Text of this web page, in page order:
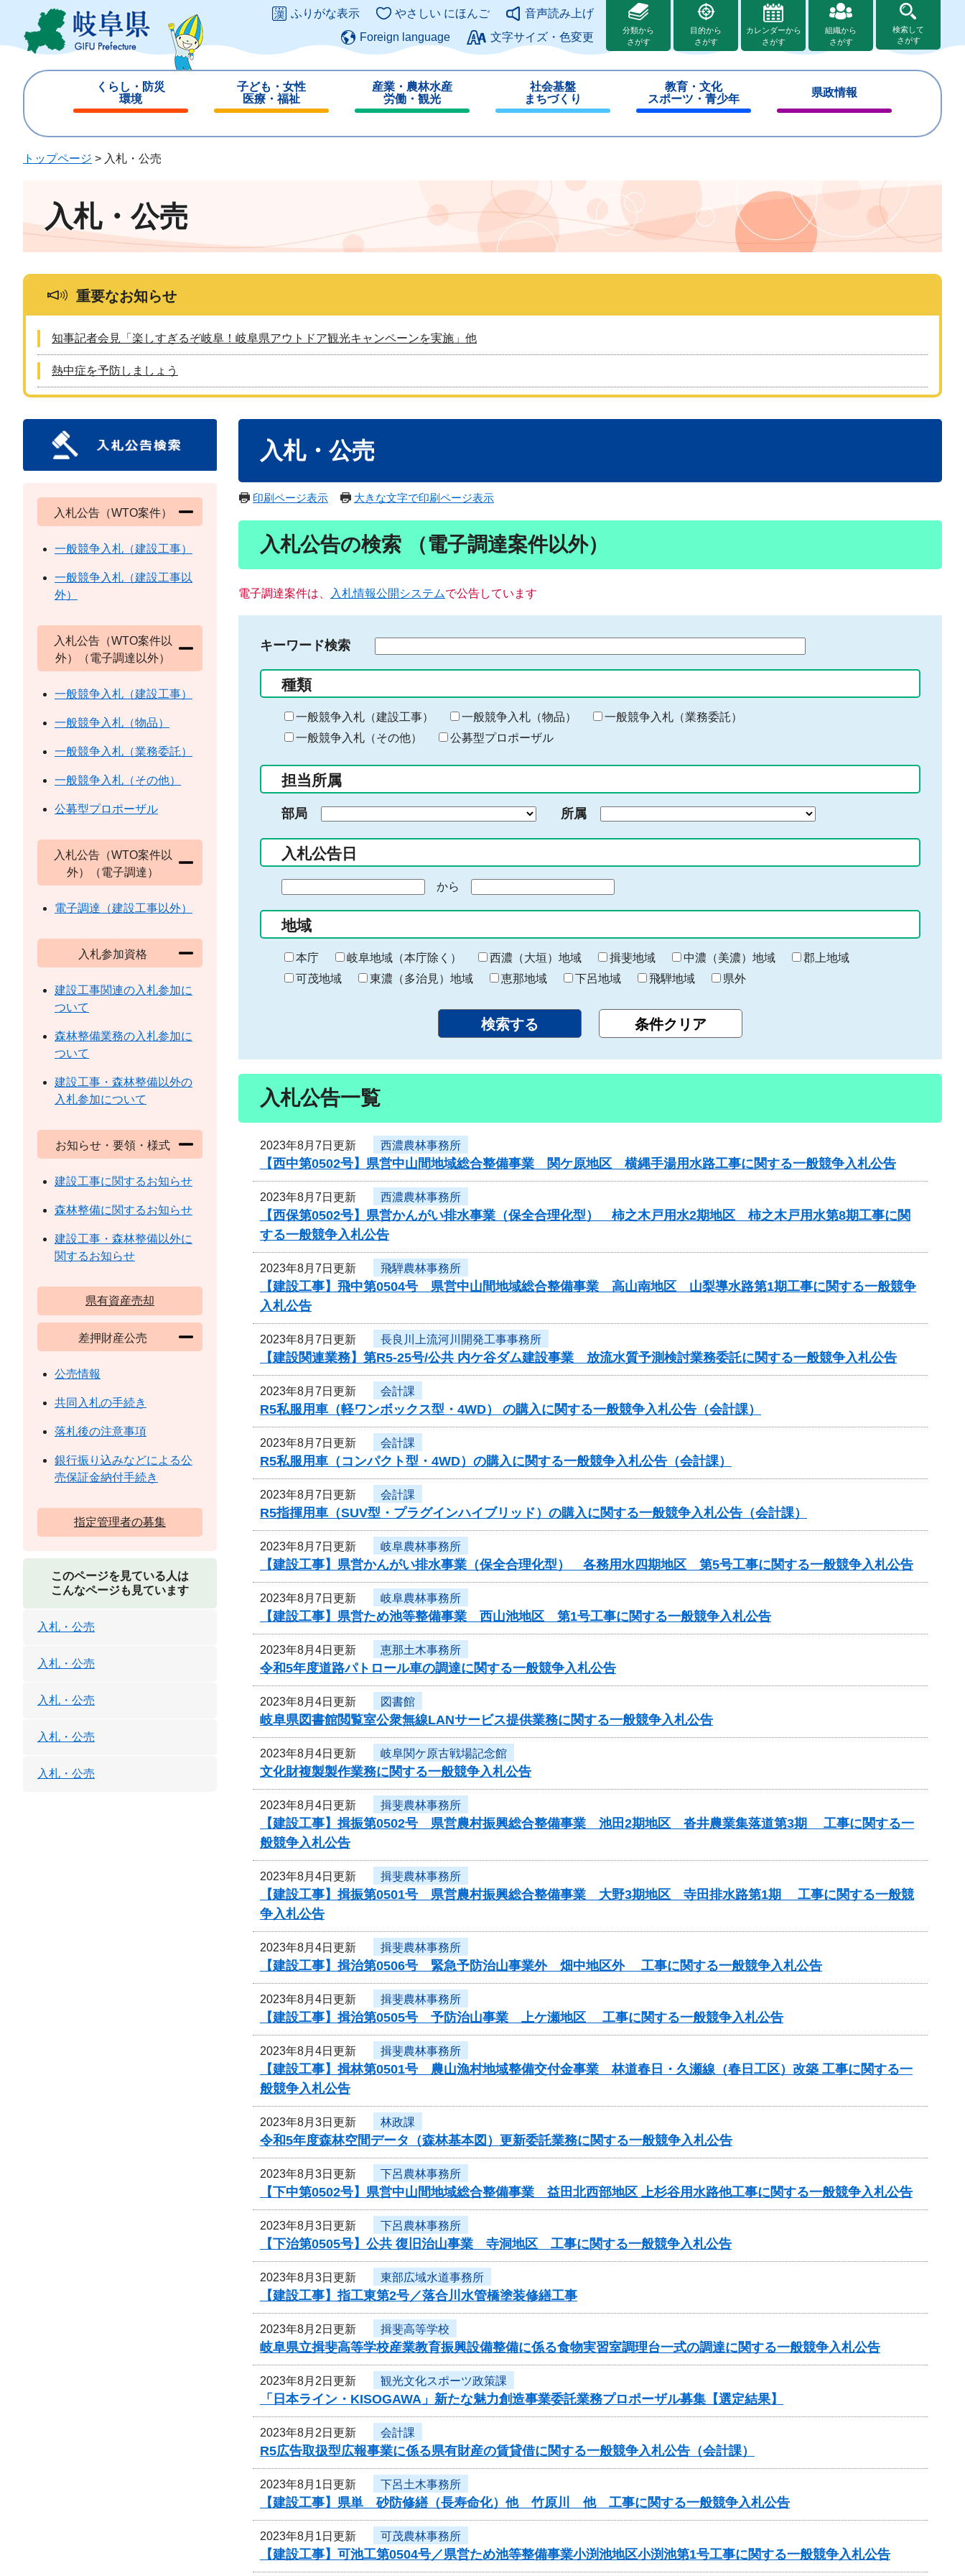
ジ
ュ
このページの本文へ
ふりがな表示 やさしい にほんご
音声読み上げ
Foreign language
文字サイズ・色変更
分類から
さがす
目的から
さがす
カレンダーから
さがす
組織から
さがす
検索して
さがす
くらし・防災
環境
じ
子ども・女性
医療・福祉
じ
産業・農林水産
労働・観光
じ
社会基盤
まちづくり
じ
教育・文化
スポーツ・青少年
じ
県政情報
じ
トップページ > 入札・公売
入札・公売
重要なお知らせ
知事記者会見「楽しすぎるぞ岐阜！岐阜県アウトドア観光キャンペーンを実施」他
熱中症を予防しましょう
入札・公売
印刷ページ表示 大きな文字で印刷ページ表示
入札公告の検索 （電子調達案件以外）
電子調達案件は、 入札情報公開システムで公告しています
キーワード検索
る
キ
ー
ー
入
力
種類
一般競争入札（建設工事） 一般競争入札（物品）
一般競争入札（業務委託）
一般競争入札（その他）
公募型プロポーザル
担当所属
部局 所属
入札公告日
の
始
ま
り
から
終
わ
り
地域
本庁 岐阜地域（本庁除く） 西濃（大垣）地域 揖斐地域 中濃（美濃）地域
郡上地域
可茂地域
東濃（多治見）地域 恵那地域 下呂地域 飛騨地域 県外
入札公告一覧
2023年8月7日更新 西濃農林事務所
【西中第0502号】県営中山間地域総合整備事業 関ケ原地区 横縄手湯用水路工事に関する一般競争入札公告
2023年8月7日更新 西濃農林事務所
【西保第0502号】県営かんがい排水事業（保全合理化型） 柿之木戸用水2期地区 柿之木戸用水第8期工事に関
する一般競争入札公告
2023年8月7日更新 飛騨農林事務所
【建設工事】飛中第0504号 県営中山間地域総合整備事業 高山南地区 山梨導水路第1期工事に関する一般競争
入札公告
2023年8月7日更新 長良川上流河川開発工事事務所
【建設関連業務】第R5-25号/公共 内ケ谷ダム建設事業 放流水質予測検討業務委託に関する一般競争入札公告
2023年8月7日更新 会計課
R5私服用車（軽ワンボックス型・4WD） の購入に関する一般競争入札公告（会計課）
2023年8月7日更新 会計課
R5私服用車（コンパクト型・4WD）の購入に関する一般競争入札公告（会計課）
2023年8月7日更新 会計課
R5指揮用車（SUV型・プラグインハイブリッド）の購入に関する一般競争入札公告（会計課）
2023年8月7日更新 岐阜農林事務所
【建設工事】県営かんがい排水事業（保全合理化型） 各務用水四期地区 第5号工事に関する一般競争入札公告
2023年8月7日更新 岐阜農林事務所
【建設工事】県営ため池等整備事業 西山池地区 第1号工事に関する一般競争入札公告
2023年8月4日更新 恵那土木事務所
令和5年度道路パトロール車の調達に関する一般競争入札公告
2023年8月4日更新 図書館
岐阜県図書館閲覧室公衆無線LANサービス提供業務に関する一般競争入札公告
2023年8月4日更新 岐阜関ケ原古戦場記念館
文化財複製製作業務に関する一般競争入札公告
2023年8月4日更新 揖斐農林事務所
【建設工事】揖振第0502号 県営農村振興総合整備事業 池田2期地区 沓井農業集落道第3期 工事に関する一
般競争入札公告
2023年8月4日更新 揖斐農林事務所
【建設工事】揖振第0501号 県営農村振興総合整備事業 大野3期地区 寺田排水路第1期 工事に関する一般競
争入札公告
2023年8月4日更新 揖斐農林事務所
【建設工事】揖治第0506号 緊急予防治山事業外 畑中地区外 工事に関する一般競争入札公告
2023年8月4日更新 揖斐農林事務所
【建設工事】揖治第0505号 予防治山事業 上ケ瀬地区 工事に関する一般競争入札公告
2023年8月4日更新 揖斐農林事務所
【建設工事】揖林第0501号 農山漁村地域整備交付金事業 林道春日・久瀬線（春日工区）改築 工事に関する一
般競争入札公告
2023年8月3日更新 林政課
令和5年度森林空間データ（森林基本図）更新委託業務に関する一般競争入札公告
2023年8月3日更新 下呂農林事務所
【下中第0502号】県営中山間地域総合整備事業 益田北西部地区 上杉谷用水路他工事に関する一般競争入札公告
2023年8月3日更新 下呂農林事務所
【下治第0505号】公共 復旧治山事業 寺洞地区 工事に関する一般競争入札公告
2023年8月3日更新 東部広域水道事務所
【建設工事】指工東第2号／落合川水管橋塗装修繕工事
2023年8月2日更新 揖斐高等学校
岐阜県立揖斐高等学校産業教育振興設備整備に係る食物実習室調理台一式の調達に関する一般競争入札公告
2023年8月2日更新 観光文化スポーツ政策課
「日本ライン・KISOGAWA」新たな魅力創造事業委託業務プロポーザル募集【選定結果】
2023年8月2日更新 会計課
R5広告取扱型広報事業に係る県有財産の賃貸借に関する一般競争入札公告（会計課）
2023年8月1日更新 下呂土木事務所
【建設工事】県単 砂防修繕（長寿命化）他 竹原川 他 工事に関する一般競争入札公告
2023年8月1日更新 可茂農林事務所
【建設工事】可池工第0504号／県営ため池等整備事業小渕池地区小渕池第1号工事に関する一般競争入札公告
入札公告（WTO案件）
一般競争入札（建設工事）
一般競争入札（建設工事以
外）
入札公告（WTO案件以
外）（電子調達以外）
一般競争入札（建設工事）
一般競争入札（物品）
一般競争入札（業務委託）
一般競争入札（その他）
公募型プロポーザル
入札公告（WTO案件以
外）（電子調達）
電子調達（建設工事以外）
入札参加資格
建設工事関連の入札参加に
ついて
森林整備業務の入札参加に
ついて
建設工事・森林整備以外の
入札参加について
お知らせ・要領・様式
建設工事に関するお知らせ
森林整備に関するお知らせ
建設工事・森林整備以外に
関するお知らせ
県有資産売却
差押財産公売
公売情報
共同入札の手続き
落札後の注意事項
銀行振り込みなどによる公
売保証金納付手続き
指定管理者の募集
このページを見ている人は
こんなページも見ています
入札・公売
入札・公売
入札・公売
入札・公売
入札・公売